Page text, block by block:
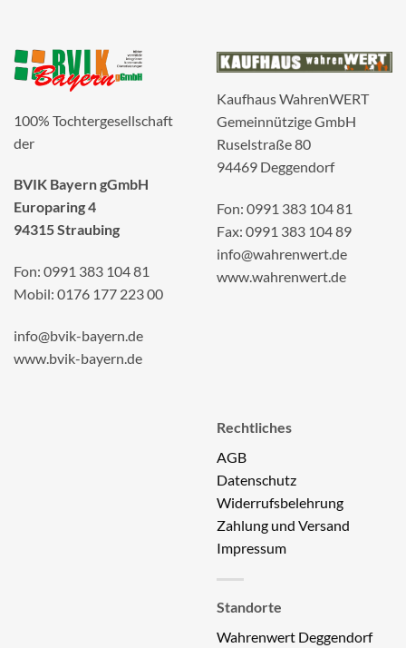
100% Tochtergesellschaft
der
BVIK Bayern gGmbH
Europaring 4
94315 Straubing
Fon: 0991 383 104 81
Mobil: 0176 177 223 00
info@bvik-bayern.de
www.bvik-bayern.de
Kaufhaus WahrenWERT
Gemeinnützige GmbH
Ruselstraße 80
94469 Deggendorf
Fon: 0991 383 104 81
Fax: 0991 383 104 89
info@wahrenwert.de
www.wahrenwert.de
Rechtliches
AGB
Datenschutz
Widerrufsbelehrung
Zahlung und Versand
Impressum
Standorte
Wahrenwert Deggendorf